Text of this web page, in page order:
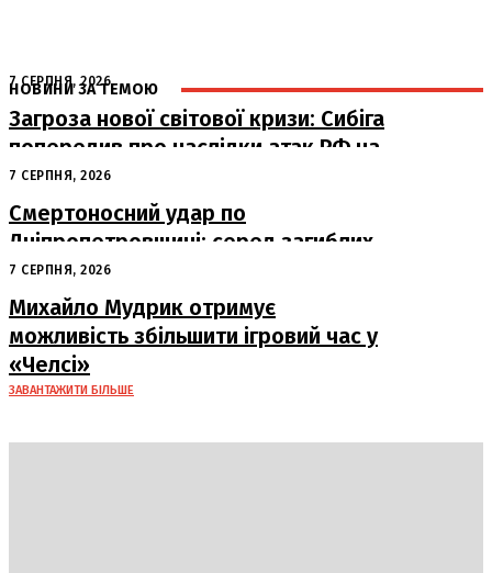
НОВИНИ ЗА ТЕМОЮ
7 СЕРПНЯ, 2026
Загроза нової світової кризи: Сибіга
попередив про наслідки атак РФ на
судна
7 СЕРПНЯ, 2026
Смертоносний удар по
Дніпропетровщині: серед загиблих
– працівники «Укрпошти»
7 СЕРПНЯ, 2026
Михайло Мудрик отримує
можливість збільшити ігровий час у
«Челсі»
ЗАВАНТАЖИТИ БІЛЬШЕ